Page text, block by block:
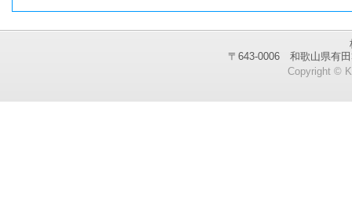
〒643-0006 和歌山県有
Copyright ©